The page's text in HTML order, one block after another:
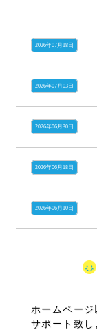
2026年07月18日
2026年07月03日
2026年06月30日
2026年06月18日
2026年06月10日
ホームペー
サポート致し